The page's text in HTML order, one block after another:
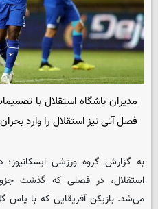
مدیران باشگاه استقلال با
فصل آتی نیز استقلال را وارد
به گزارش گروه ورزشی ایسکانیوز؛
استقلال، در فصلی که گذشت
می‌شد. بازیکن آفریقایی که با پاس